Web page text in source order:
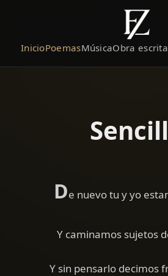
InicioPoemasMúsicaObra escrita
De nuevo tu y yo
Y caminamos sujetos
Y sin pensarlo decimos